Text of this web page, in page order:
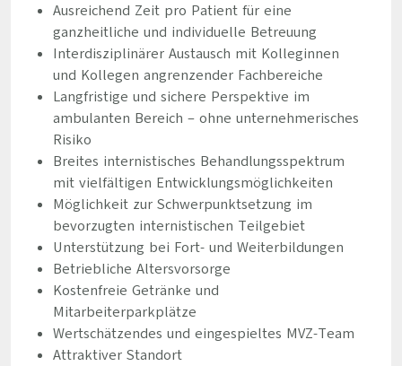
Ausreichend Zeit pro Patient für eine
ganzheitliche und individuelle Betreuung
Interdisziplinärer Austausch mit Kolleginnen
und Kollegen angrenzender Fachbereiche
Langfristige und sichere Perspektive im
ambulanten Bereich – ohne unternehmerisches
Risiko
Breites internistisches Behandlungsspektrum
mit vielfältigen Entwicklungsmöglichkeiten
Möglichkeit zur Schwerpunktsetzung im
bevorzugten internistischen Teilgebiet
Unterstützung bei Fort- und Weiterbildungen
Betriebliche Altersvorsorge
Kostenfreie Getränke und
Mitarbeiterparkplätze
Wertschätzendes und eingespieltes MVZ-Team
Attraktiver Standort